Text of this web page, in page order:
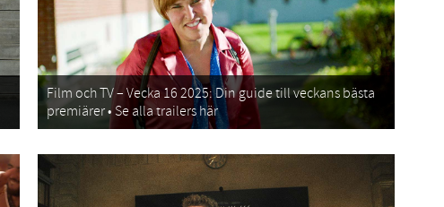
Film och TV – Vecka 16 2025: Din guide till veckans bästa
premiärer • Se alla trailers här